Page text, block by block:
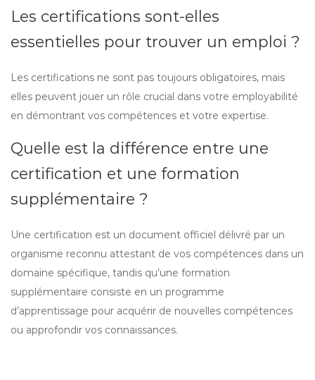
Les certifications sont-elles
essentielles pour trouver un emploi ?
Les certifications ne sont pas toujours obligatoires, mais
elles peuvent jouer un rôle crucial dans votre employabilité
en démontrant vos compétences et votre expertise.
Quelle est la différence entre une
certification et une formation
supplémentaire ?
Une certification est un document officiel délivré par un
organisme reconnu attestant de vos compétences dans un
domaine spécifique, tandis qu’une formation
supplémentaire consiste en un programme
d’apprentissage pour acquérir de nouvelles compétences
ou approfondir vos connaissances.